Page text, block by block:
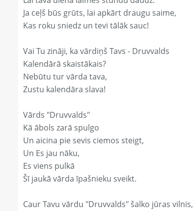
Ja ceļš būs grūts, lai apkārt draugu saime,
Kas roku sniedz un tevi tālāk sauc!
Vai Tu zināji, ka vārdiņš Tavs - Druvvalds
Kalendārā skaistākais?
Nebūtu tur vārda tava,
Zustu kalendāra slava!
Vārds "Druvvalds"
Kā ābols zarā spulgo
Un aicina pie sevis ciemos steigt,
Un Es jau nāku,
Es viens pulkā
Šī jaukā vārda īpašnieku sveikt.
Caur Tavu vārdu "Druvvalds" šalko jūras vilnis,